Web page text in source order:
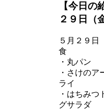
【今日の
２９日（
５月２９日
食
・丸パン
・さけのア
ライ
・はちみつ
グサラダ